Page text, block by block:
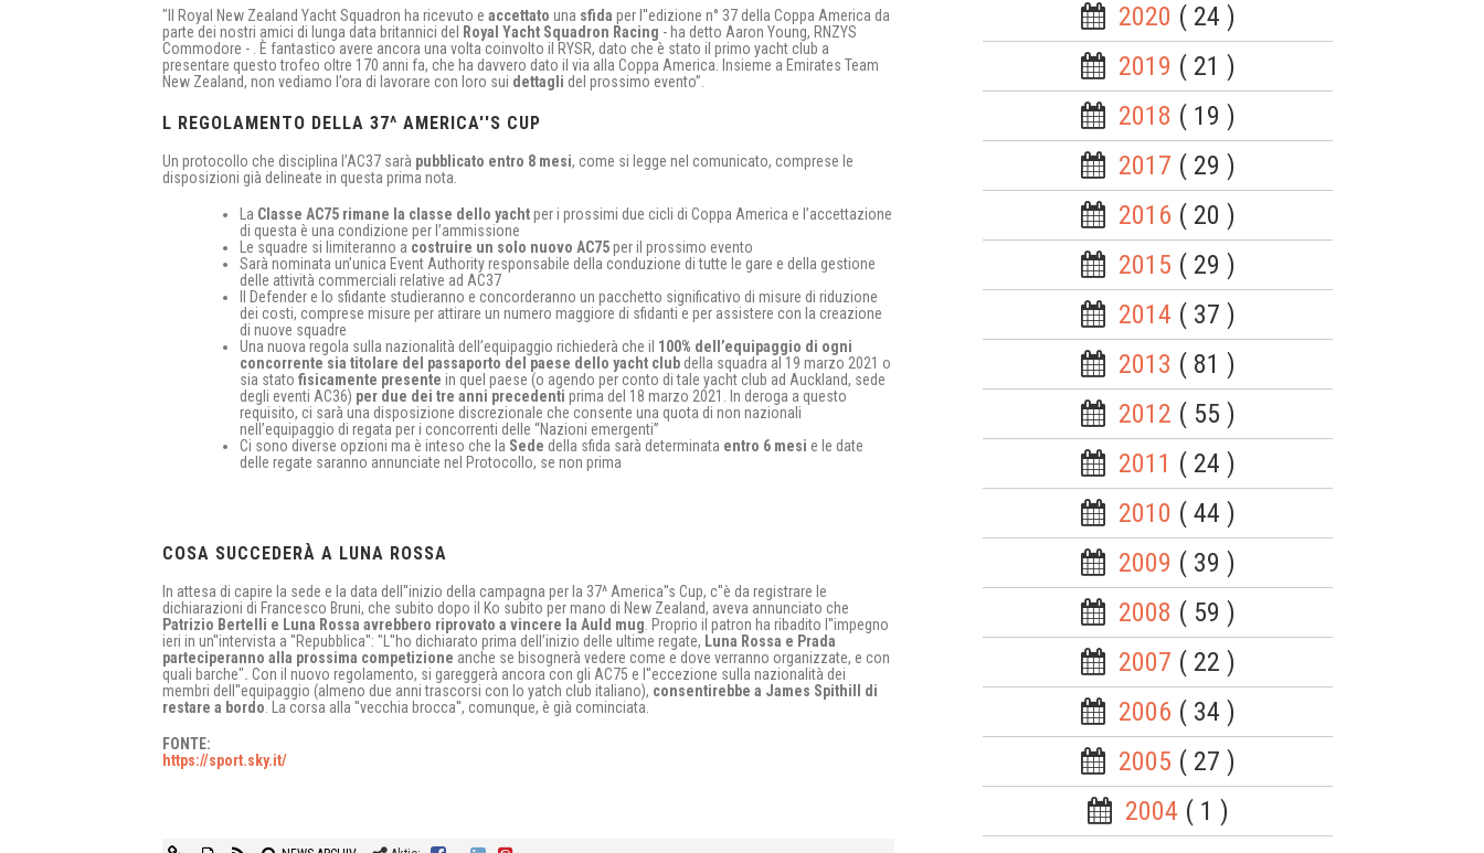
"Il Royal New Zealand Yacht Squadron ha ricevuto e accettato una sfida per l''edizione n° 37 della Coppa America da
parte dei nostri amici di lunga data britannici del
Royal Yacht Squadron Racing - ha detto Aaron Young, RNZYS
Commodore - . È fantastico avere ancora una volta coinvolto il RYSR, dato che è stato il primo yacht club a
presentare questo trofeo oltre 170 anni fa, che ha davvero dato il via alla Coppa America. Insieme a Emirates Team
New Zealand, non vediamo l’ora di lavorare con loro sui dettagli del prossimo evento”.
L REGOLAMENTO DELLA 37^ AMERICA''S CUP
Un protocollo che disciplina l’AC37 sarà pubblicato entro 8 mesi, come si legge nel comunicato, comprese le
disposizioni già delineate in questa prima nota.
La Classe AC75 rimane la classe dello yachtper i prossimi due cicli di Coppa America e l’accettazione
di questa è una condizione per l’ammissione
Le squadre si limiteranno a costruire un solo nuovo AC75per il prossimo evento
Sarà nominata un’unica Event Authority responsabile della conduzione di tutte le gare e della gestione
delle attività commerciali relative ad AC37
Il Defender e lo sfidante studieranno e concorderanno un pacchetto significativo di misure di riduzione
dei costi, comprese misure per attirare un numero maggiore di sfidanti e per assistere con la creazione
di nuove squadre
Una nuova regola sulla nazionalità dell’equipaggio richiederà che il 100% dell’equipaggio di ogni
concorrente sia titolare del passaporto del paese dello yacht clubdella squadra al 19 marzo 2021 o
sia stato fisicamente presente in quel paese (o agendo per conto di tale yacht club ad Auckland, sede
degli eventi AC36) per due dei tre anni precedenti prima del 18 marzo 2021. In deroga a questo
requisito, ci sarà una disposizione discrezionale che consente una quota di non nazionali
nell’equipaggio di regata per i concorrenti delle “Nazioni emergenti”
Ci sono diverse opzioni ma è inteso che la Sede della sfida sarà determinata entro 6 mesi e le date
delle regate saranno annunciate nel Protocollo, se non prima
COSA SUCCEDERÀ A LUNA ROSSA
In attesa di capire la sede e la data dell''inizio della campagna per la 37^ America''s Cup, c''è da registrare le
dichiarazioni di Francesco Bruni, che subito dopo il Ko subito per mano di New Zealand, aveva annunciato che
Patrizio Bertelli e Luna Rossa avrebbero riprovato a vincere la Auld mug . Proprio il patron ha ribadito l''impegno
ieri in un''intervista a ''Repubblica'': "L''ho dichiarato prima dell’inizio delle ultime regate, Luna Rossa e Prada
parteciperanno alla prossima competizione anche se bisognerà vedere come e dove verranno organizzate, e con
quali barche". Con il nuovo regolamento, si gareggerà ancora con gli AC75 e l''eccezione sulla nazionalità dei
membri dell''equipaggio (almeno due anni trascorsi con lo yatch club italiano), consentirebbe a James Spithill di
restare a bordo . La corsa alla ''vecchia brocca'', comunque, è già cominciata.
FONTE:
https://sport.sky.it/
2020 ( 24 )
2019 ( 21 )
2018 ( 19 )
2017 ( 29 )
2016 ( 20 )
2015 ( 29 )
2014 ( 37 )
2013 ( 81 )
2012 ( 55 )
2011 ( 24 )
2010 ( 44 )
2009 ( 39 )
2008 ( 59 )
2007 ( 22 )
2006 ( 34 )
2005 ( 27 )
2004 ( 1 )